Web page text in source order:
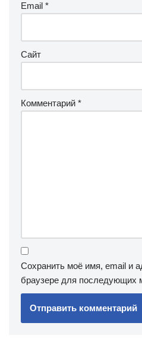
Email *
Сайт
Комментарий *
Сохранить моё имя, email и
браузере для последующих